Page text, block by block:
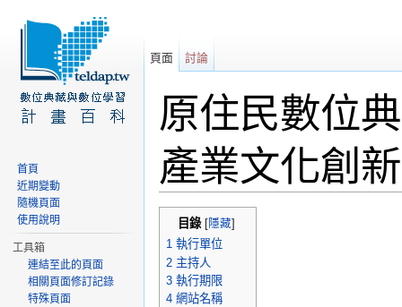
原住民數位
產業文化創
目錄[ 隱藏
1 執行單位
2 主持人
3 執行期限
4 網站名稱
頁面 討論
首頁
近期變動
隨機頁面
使用說明
工具箱
連結至此的頁面
相關頁面修訂記錄
特殊頁面